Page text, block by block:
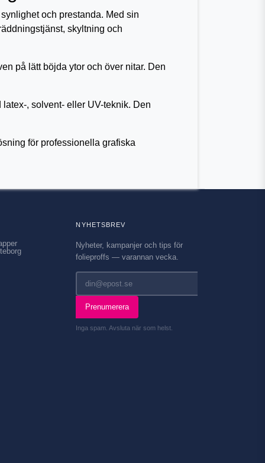
och prestanda. Med sin
skyltning och
på lätt böjda ytor och över nitar. Den
, solvent- eller UV-teknik. Den
för professionella grafiska
NYHETSBREV
Nyheter, kampanjer och tips för
folieproffs — varannan vecka.
Prenumerera
Inga spam. Avsluta när som helst.